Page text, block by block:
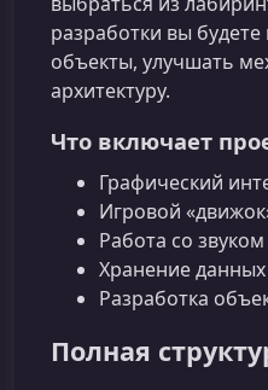
разработки вы
объекты, улучшать
архитектуру.
Что включает
Графический
Игровой
Работа со
Хранение данных
Разработка
Полная